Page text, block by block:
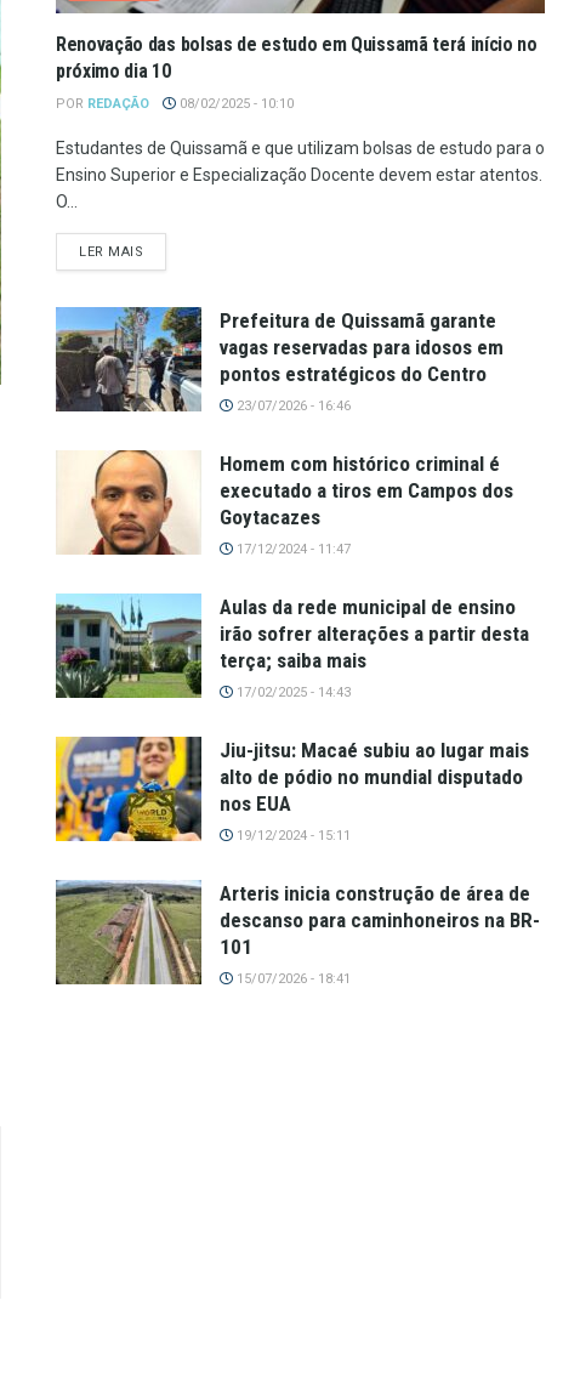
Renovação das bolsas de estudo em Quissamã terá início no
próximo dia 10
POR REDAÇÃO 08/02/2025 - 10:10
Estudantes de Quissamã e que utilizam bolsas de estudo para o
Ensino Superior e Especialização Docente devem estar atentos.
O...
LER MAIS
Prefeitura de Quissamã garante
vagas reservadas para idosos em
pontos estratégicos do Centro
23/07/2026 - 16:46
Homem com histórico criminal é
executado a tiros em Campos dos
Goytacazes
17/12/2024 - 11:47
Aulas da rede municipal de ensino
irão sofrer alterações a partir desta
terça; saiba mais
17/02/2025 - 14:43
Jiu-jitsu: Macaé subiu ao lugar mais
alto de pódio no mundial disputado
nos EUA
19/12/2024 - 15:11
Arteris inicia construção de área de
descanso para caminhoneiros na BR-
101
15/07/2026 - 18:41